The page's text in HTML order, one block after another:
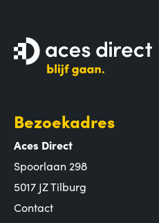
Bezoekadres
Aces Direct
Spoorlaan 298
5017 JZ Tilburg
Contact